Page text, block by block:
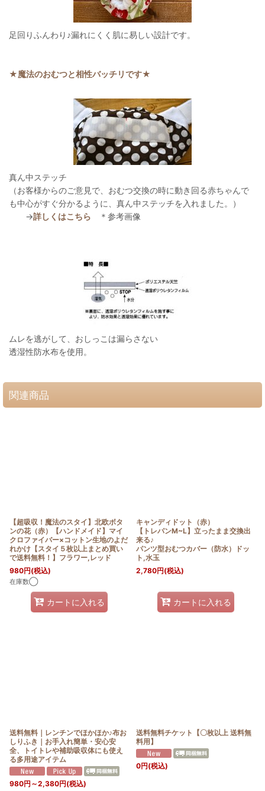
足回りふんわり♪漏れにくく肌に易しい設計です。
★魔法のおむつと相性バッチリです★
真ん中ステッチ
（お客様からのご意見で、おむつ交換の時に動き回る赤ちゃんで
も中心がすぐ分かるように、真ん中ステッチを入れました。）
→詳しくはこちら ＊参考画像
ムレを逃がして、おしっこは漏らさない
透湿性防水布を使用。
関連商品
【超吸収！魔法のスタイ】北欧ボタ
ンの花（赤）【ハンドメイド】マイ
クロファイバー×コットン生地のよだ
れかけ【スタイ５枚以上まとめ買い
で送料無料！】フラワー,レッド
980円(税込)
在庫数◯
カートに入れる
キャンディドット（赤）
【トレパンM~L】立ったまま交換出
来る♪
パンツ型おむつカバー（防水）ドッ
ト,水玉
2,780円(税込)
カートに入れる
送料無料｜レンチンでほかほか♪布お
しりふき｜お手入れ簡単・安心安
全、トイトレや補助吸収体にも使え
る多用途アイテム
980円 ～2,380円(税込)
送料無料チケット【〇枚以上 送料無
料用】
0円(税込)